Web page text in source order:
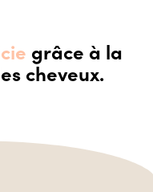
grâce à la
cheveux.